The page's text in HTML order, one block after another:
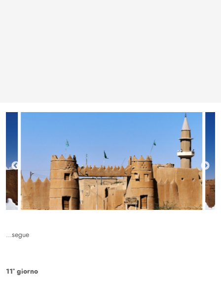
...segue
11° giorno